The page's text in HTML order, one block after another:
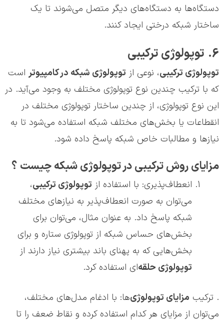
دستگاه‌ها به دستگاه‌های دیگر متصل می‌شوند تا یک
ساختار شبکه درختی ایجاد کنند.
6. توپولوژی ترکیبی
توپولوژی ترکیبی، نوعی از توپولوژی شبکه در کامپیوتر است
که با ترکیب چندین نوع توپولوژی مختلف به وجود می‌آید. در
این نوع توپولوژی، از چندین ساختار توپولوژی مختلف در
انقطاعات یا بخش‌های مختلف شبکه استفاده می‌شود تا به
نیازها و مطالبات خاص شبکه پاسخ داده شود.
مزایای روش ترکیبی در توپولوژی شبکه چیست ؟
انعطاف‌پذیری: با استفاده از توپولوژی ترکیبی،
می‌توان به صورت انعطاف‌پذیر به نیازهای مختلف
شبکه پاسخ داد. به عنوان مثال، می‌توان برای
بخش‌های حساس شبکه از توپولوژی ستاره و برای
بخش‌هایی که به پهنای باند بیشتری نیاز دارند از
توپولوژی حلقه‌ای استفاده کرد.
. ترکیب مزایای توپولوژی‌ها: با ادغام مدل‌های مختلف،
می‌توان از مزایای هر کدام استفاده کرده و نقاط ضعف را تا